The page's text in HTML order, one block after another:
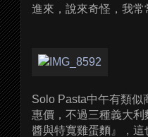
進來，說來奇怪，我
Solo Pasta中午有類似
惠價，不過三種義大
醬與特寬雞蛋麵』，